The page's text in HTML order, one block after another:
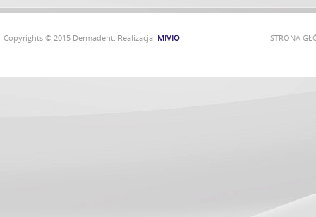
STRONA
Copyrights © 2015 Dermadent. Realizacja: MIVIO